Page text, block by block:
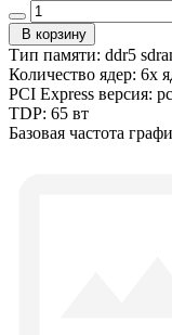
В корзину
Тип памяти: ddr5
Количество ядер: 6x
PCI Express версия:
TDP: 65 вт
Базовая частота